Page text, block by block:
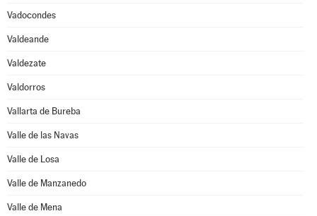
Vadocondes
Valdeande
Valdezate
Valdorros
Vallarta de Bureba
Valle de las Navas
Valle de Losa
Valle de Manzanedo
Valle de Mena